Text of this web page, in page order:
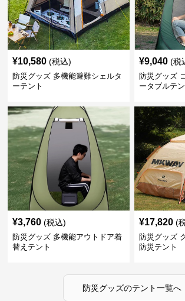
¥10,580 (税込)
防災グッズ 多機能避難シェルタ
ーテント
¥9,040 (税
防災グッズ
ータブルテン
¥3,760 (税込)
防災グッズ 多機能アウトドア着
替えテント
¥17,820 (
防災グッズ
防災テント
防災グッズのテント一覧へ